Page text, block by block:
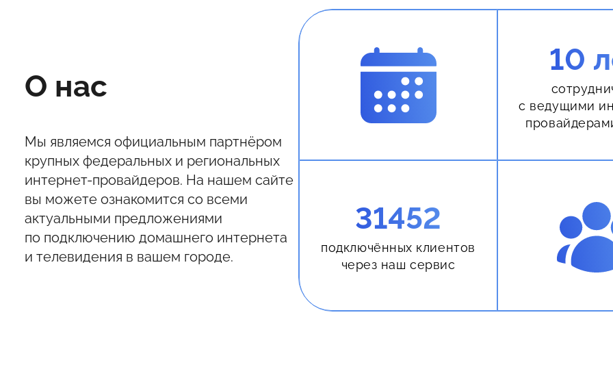
О нас
Мы являемся официальным партнёром
крупных федеральных и региональных
интернет-провайдеров. На нашем сайте
вы можете ознакомится со всеми
актуальными предложениями
по подключению домашнего интернета
и телевидения в вашем городе.
10
с ведущими
31452
подключённых клиентов
через наш сервис